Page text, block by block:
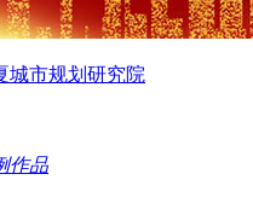
城市规划研究院
作品